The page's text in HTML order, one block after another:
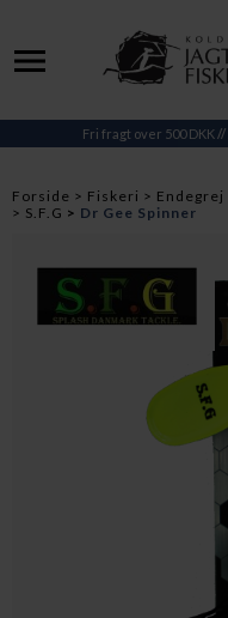
Fri fragt over 500 DKK//
Forside Fiskeri Endegrej
S.F.G
Dr Gee Spinner